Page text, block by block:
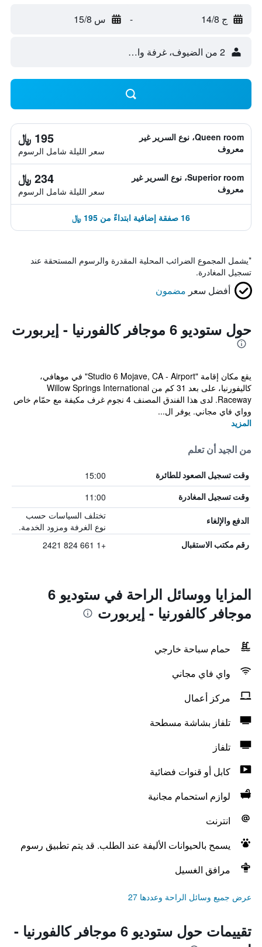
ج 14/8 - س 15/8
2 من الضيوف، غرفة واحدة
Queen room، نوع السرير غير
معروف
195 ﷼
سعر الليلة شامل الرسوم
Superior room، نوع السرير غير
معروف
234 ﷼
سعر الليلة شامل الرسوم
16 صفقة إضافية ابتداءً من 195 ﷼
*يشمل المجموع الضرائب المحلية المقدرة والرسوم المستحقة عند
تسجيل المغادرة.
أفضل سعر مضمون
حول ستوديو 6 موجافر كالفورنيا - إيربورت
يقع مكان إقامة "Studio 6 Mojave, CA - Airport" في موهافي،
كاليفورنيا، على بعد 31 كم من Willow Springs International
Raceway. لدى هذا الفندق المصنف 4 نجوم غرف مكيفة مع حمّام خاص
وواي فاي مجاني. يوفر ال...
المزيد
من الجيد أن تعلم
وقت تسجيل الصعود للطائرة 15:00
وقت تسجيل المغادرة 11:00
الدفع والإلغاء
تختلف السياسات حسب
نوع الغرفة ومزود الخدمة.
رقم مكتب الاستقبال +1 661 824 2421
المزايا ووسائل الراحة في ستوديو 6
موجافر كالفورنيا - إيربورت
حمام سباحة خارجي
واي فاي مجاني
مركز أعمال
تلفاز بشاشة مسطحة
تلفاز
كابل أو قنوات فضائية
لوازم استحمام مجانية
انترنت
يسمح بالحيوانات الأليفة عند الطلب. قد يتم تطبيق رسوم
مرافق الغسيل
عرض جميع وسائل الراحة وعددها 27
تقييمات حول ستوديو 6 موجافر كالفورنيا -